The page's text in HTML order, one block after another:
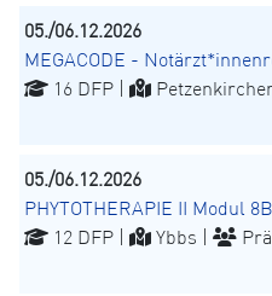
05./06.12.2026
MEGACODE -
16 DFP |
05./06.12.2026
PHYTOTHERAPIE II Modul
12 DFP |
Ybbs |